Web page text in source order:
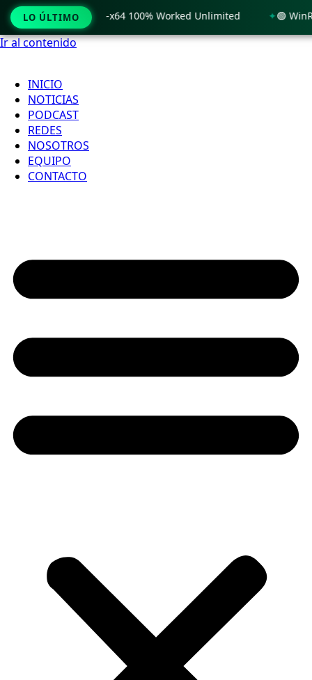
Ir al contenido
INICIO
NOTICIAS
PODCAST
REDES
NOSOTROS
EQUIPO
CONTACTO
LO ÚLTIMO
11 x86-x64 100% Worked Unlimited 🟢 WinRAR 7.11